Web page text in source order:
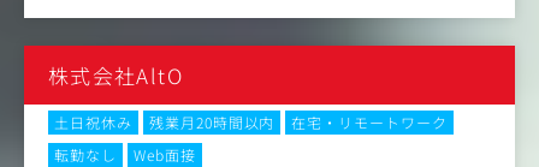
・自社IPを活かした施策をゼロから構築し実行すること
で、ヒットIPの創出や初期成長期の原動力となることが実
感できます。
・様々な企業や業態においても通用する専門的なマーケテ
株式会社AltO
土日祝休み 残業月20時間以内
在宅・リモートワーク
転勤なし
Web面接